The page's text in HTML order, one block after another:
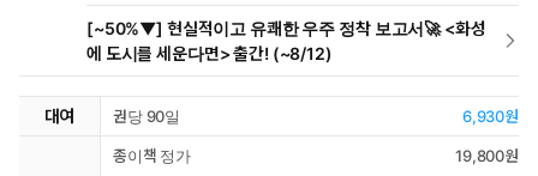
[~50%▼] 현실적이고 유쾌한 우주 정착 보고서🚀 <화성
에 도시를 세운다면> 출간! (~8/12)
대여 권당 90일 6,930원
종이책 정가
19,800원